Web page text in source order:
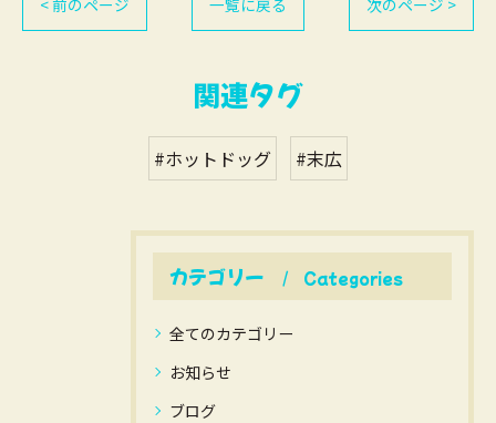
< 前のページ 一覧に戻る 次のページ >
関連タグ
#ホットドッグ #末広
カテゴリー Categories
全てのカテゴリー
お知らせ
ブログ